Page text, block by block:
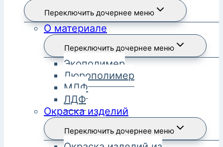
Переключить дочернее меню
О материале
Переключить дочернее меню
Экополимер
Дюрополимер
МДФ
ЛДФ
Окраска изделий
Переключить дочернее меню